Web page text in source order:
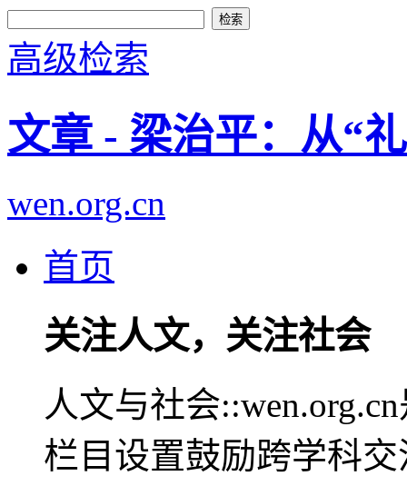
高级检索
文章 - 梁治平：从“
wen.org.cn
首页
关注人文，关注社会
人文与社会
栏目设置鼓励跨学科